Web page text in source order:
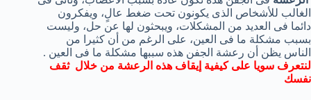
الغالب للأشخاص الذى يكونون تحت ضغط عالٍ، ويفكرون
دائما فى العديد من المشكلات، ويبحثون لها عن حل، وليست
بسبب مشكلة ما فى العين، على الرغم من أن كثيرا من
الناس يظن أن رعشة الجفن هذه سببها مشكلة ما فى العين .
لنتعرف سويا على كيفية إيقاف هذه الرعشة من خلالثقف
نفسك